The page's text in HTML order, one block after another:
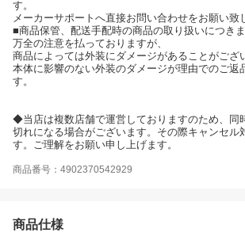
す。
メーカーサポートへ直接お問い合わせをお願い致
■商品保管、配送手配時の商品の取り扱いにつきま
万全の注意を払っておりますが、
商品によっては外装にダメージがあることがござ
本体に影響のない外装のダメージが理由でのご返
す。
◆当店は複数店舗で運営しておりますのため、同
切れになる場合がございます。その際キャンセル
す。ご理解をお願い申し上げます。
商品番号：4902370542929
商品仕様